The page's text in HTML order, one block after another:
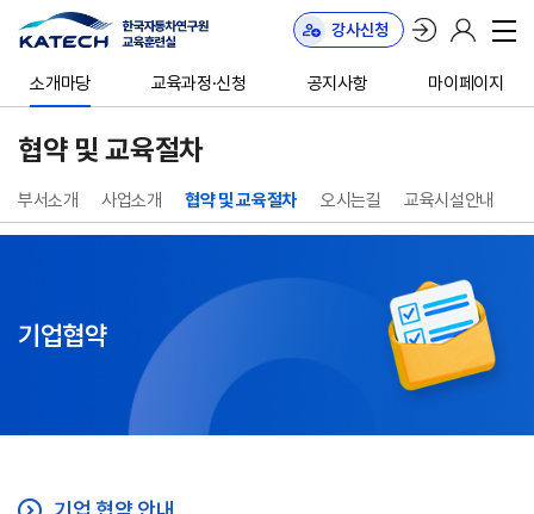
소개마당 교육과정·신청 공지사항 마이페이지
강사신청
협약 및 교육절차
부서소개 사업소개 협약 및 교육절차 오시는길 교육시설안내
기업협약